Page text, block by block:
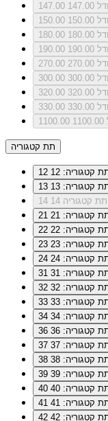
147.00
150.00
180.00
190.00
270.00
300.00
320.00
330.00
1100.00
תת קטגוריה
12
קטגוריה: 12
13
קטגוריה: 13
14
קטגוריה 14
21
קטגוריה: 21
22
קטגוריה: 22
23
קטגוריה: 23
24
קטגוריה: 24
31
קטגוריה: 31
32
קטגוריה: 32
33
קטגוריה: 33
34
קטגוריה: 34
36
קטגוריה: 36
37
קטגוריה: 37
38
קטגוריה: 38
39
קטגוריה: 39
40
קטגוריה: 40
41
קטגוריה: 41
42
קטגוריה: 42